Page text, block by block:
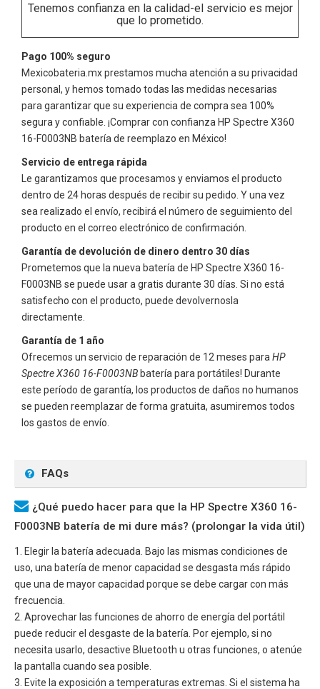
Tenemos confianza en la calidad-el servicio es mejor
que lo prometido.
Pago 100% seguro
Mexicobateria.mx prestamos mucha atención a su privacidad
personal, y hemos tomado todas las medidas necesarias
para garantizar que su experiencia de compra sea 100%
segura y confiable. ¡Comprar con confianza HP Spectre X360
16-F0003NB batería de reemplazo en México!
Servicio de entrega rápida
Le garantizamos que procesamos y enviamos el producto
dentro de 24 horas después de recibir su pedido. Y una vez
sea realizado el envío, recibirá el número de seguimiento del
producto en el correo electrónico de confirmación.
Garantía de devolución de dinero dentro 30 días
Prometemos que la nueva batería de HP Spectre X360 16-
F0003NB se puede usar a gratis durante 30 días. Si no está
satisfecho con el producto, puede devolvernosla
directamente.
Garantía de 1 año
Ofrecemos un servicio de reparación de 12 meses para HP
Spectre X360 16-F0003NBbatería para portátiles! Durante
este período de garantía, los productos de daños no humanos
se pueden reemplazar de forma gratuita, asumiremos todos
los gastos de envío.
FAQs
¿Qué puedo hacer para que la HP Spectre X360 16-
F0003NB batería de mi dure más? (prolongar la vida útil)
1. Elegir la batería adecuada. Bajo las mismas condiciones de
uso, una batería de menor capacidad se desgasta más rápido
que una de mayor capacidad porque se debe cargar con más
frecuencia.
2. Aprovechar las funciones de ahorro de energía del portátil
puede reducir el desgaste de la batería. Por ejemplo, si no
necesita usarlo, desactive Bluetooth u otras funciones, o atenúe
la pantalla cuando sea posible.
3. Evite la exposición a temperaturas extremas. Si el sistema ha